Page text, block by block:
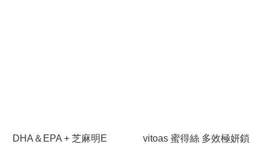
DHA＆EPA + 芝麻明E
vitoas 蜜得絲 多效極妍鎖